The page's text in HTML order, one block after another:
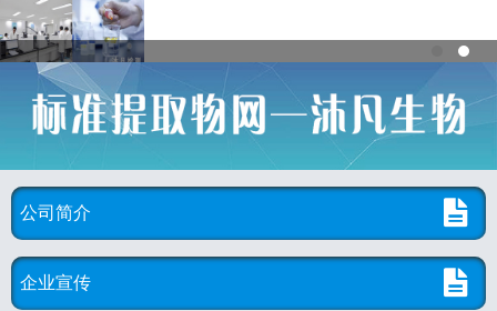
公司简介
企业宣传